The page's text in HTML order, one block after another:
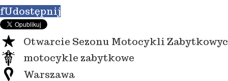
fUdostępnij
Otwarcie Sezonu Motocykli
motocykle zabytkowe
Warszawa